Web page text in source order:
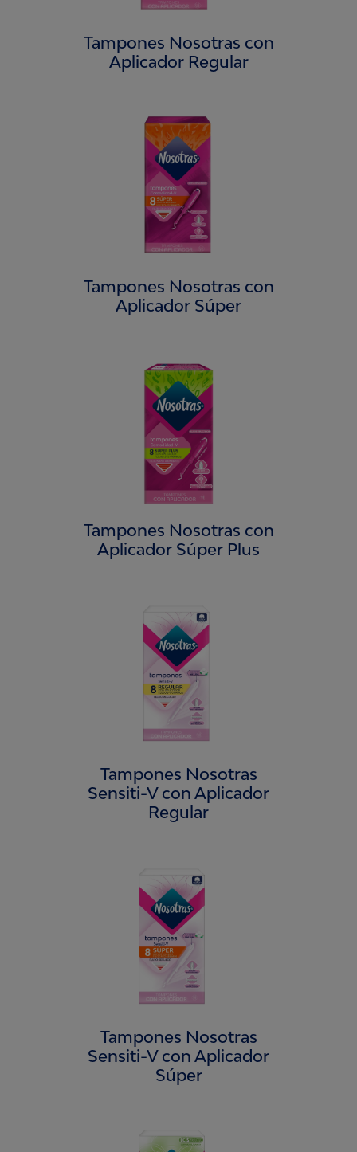
Tampones Nosotras con
Aplicador Regular
Tampones Nosotras con
Aplicador Súper
Tampones Nosotras con
Aplicador Súper Plus
Tampones Nosotras
Sensiti-V con Aplicador
Regular
Tampones Nosotras
Sensiti-V con Aplicador
Súper